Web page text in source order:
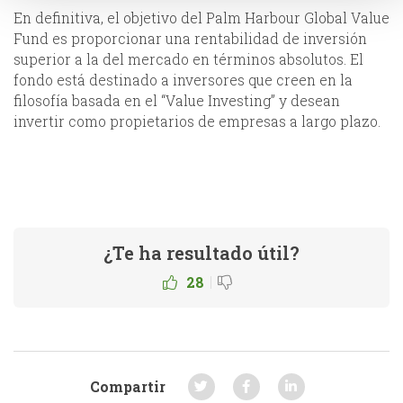
En definitiva, el objetivo del Palm Harbour Global Value
Fund es proporcionar una rentabilidad de inversión
superior a la del mercado en términos absolutos. El
fondo está destinado a inversores que creen en la
filosofía basada en el “Value Investing” y desean
invertir como propietarios de empresas a largo plazo.
¿Te ha resultado útil?
28 |
Compartir